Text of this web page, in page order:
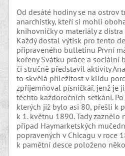
Od desáté hodiny se na ostrov
anarchistky, kteří si mohli
knihovničky o materiály z
Každý dostal výtisk pro tento
připraveného bulletinu První
kořeny Svátku práce a sociální
či stručně představil aktivity
to skvělá příležitost v klidu
zpříjemňoval písničkář, jenž je
těchto každoročních setkání.
kterých již bylo asi 80, přešli k
k 1. květnu 1890. Tady
případ Haymarketských
popravených v Chicagu v roce
k pamětní desce položeno